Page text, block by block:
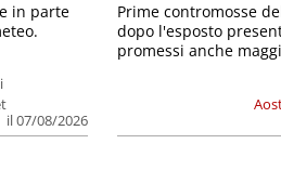
il 07/08/2026
in parte
Prime contromosse
dopo l'esposto
promessi anche